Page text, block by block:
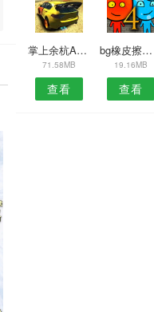
掌上余杭APP
71.58MB
查看
bg橡皮擦安卓版
19.16MB
查看